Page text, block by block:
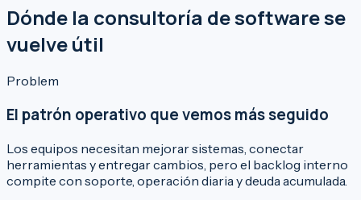
Dónde la consultoría de software se
vuelve útil
Problem
El patrón operativo que vemos más seguido
Los equipos necesitan mejorar sistemas, conectar
herramientas y entregar cambios, pero el backlog interno
compite con soporte, operación diaria y deuda acumulada.